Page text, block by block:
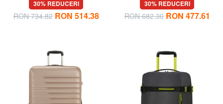
extensibil
30% REDUCERI
RON 734.82 RON 514.38
30% REDUCERI
RON 682.30 RON 477.61